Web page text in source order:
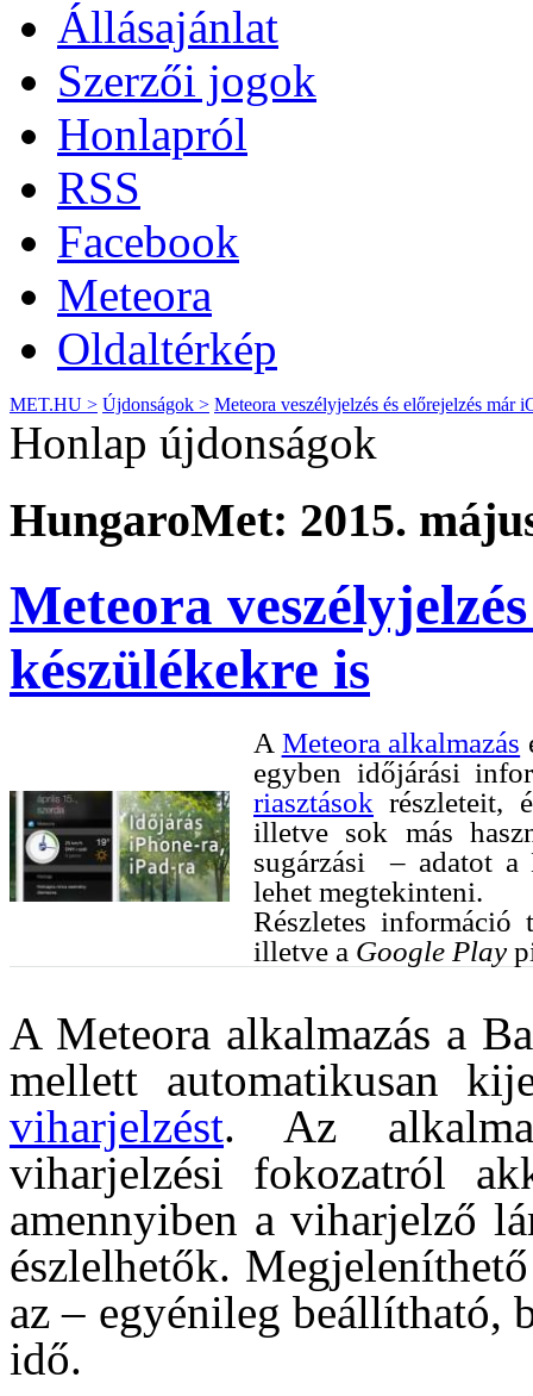
Állásajánlat
Szerzői jogok
Honlapról
RSS
Facebook
Meteora
Oldaltérkép
MET.HU > Újdonságok > Meteora veszélyjelzés és előrejelzés már
Honlap újdonságok
HungaroMet: 2015.
Meteora
készülékekre is
A Meteora alkalmazás
egyben időjárási
riasztások részleteit,
illetve sok más
sugárzási – adatot a
lehet megtekinteni.
Részletes
illetve a Google Play
A Meteora alkalmazás a
mellett automatikusan
viharjelzést. Az
viharjelzési fokozatról
amennyiben a viharjelző
észlelhetők.
az – egyénileg beállítható,
idő.